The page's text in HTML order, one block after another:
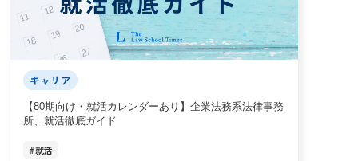
キャリア
【80期向け・就活カレンダーあり】企業法務系法律事務
所、就活徹底ガイド
#就活